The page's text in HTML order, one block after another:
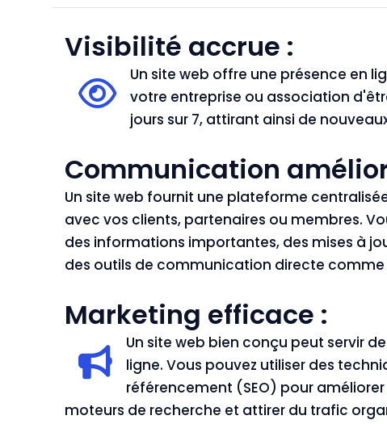
Visibilité accrue :
Un site web offre une présence en
votre entreprise ou association
jours sur 7, attirant ainsi de
Communication
Un site web fournit une plateforme
avec vos clients, partenaires ou membres.
des informations importantes, des mises à
des outils de communication directe comme
Marketing efficace :
Un site web bien conçu peut servir
ligne. Vous pouvez utiliser des
référencement (SEO) pour
moteurs de recherche et attirer du trafic